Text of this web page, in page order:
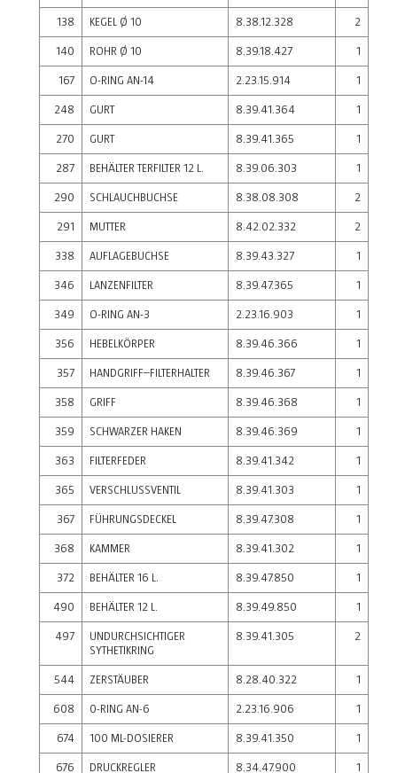
138 KEGEL Ø 10 8.38.12.328 2
140 ROHR Ø 10 8.39.18.427 1
167 O-RING AN-14 2.23.15.914 1
248 GURT 8.39.41.364 1
270 GURT 8.39.41.365 1
287 BEHÄLTER TERFILTER 12 L. 8.39.06.303 1
290 SCHLAUCHBUCHSE 8.38.08.308 2
291 MUTTER 8.42.02.332 2
338 AUFLAGEBUCHSE 8.39.43.327 1
346 LANZENFILTER 8.39.47.365 1
349 O-RING AN-3 2.23.16.903 1
356 HEBELKÖRPER 8.39.46.366 1
357 HANDGRIFF–FILTERHALTER 8.39.46.367 1
358 GRIFF 8.39.46.368 1
359 SCHWARZER HAKEN 8.39.46.369 1
363 FILTERFEDER 8.39.41.342 1
365 VERSCHLUSSVENTIL 8.39.41.303 1
367 FÜHRUNGSDECKEL 8.39.47.308 1
368 KAMMER 8.39.41.302 1
372 BEHÄLTER 16 L. 8.39.47.850 1
490 BEHÄLTER 12 L. 8.39.49.850 1
497
UNDURCHSICHTIGER
SYTHETIKRING
8.39.41.305 2
544 ZERSTÄUBER 8.28.40.322 1
608 0-RING AN-6 2.23.16.906 1
674 100 ML-DOSIERER 8.39.41.350 1
676 DRUCKREGLER 8.34.47.900 1